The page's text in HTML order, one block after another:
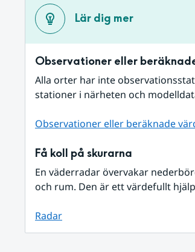
Lär dig mer
Observationer eller
Alla orter har inte
stationer i närheten och
Observationer eller beräknade
Få koll på skurarna
En väderradar övervakar
och rum. Den är ett värdefullt
Radar